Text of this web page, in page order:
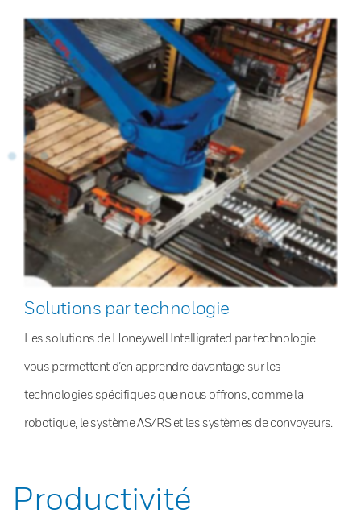
Solutions par technologie
Les solutions de Honeywell Intelligrated par technologie
vous permettent d’en apprendre davantage sur les
technologies spécifiques que nous offrons, comme la
robotique, le système AS/RS et les systèmes de convoyeurs.
Productivité